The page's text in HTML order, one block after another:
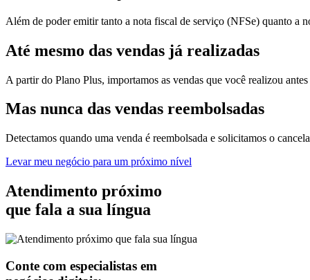
Com o eNotas, você integra com a Hotmart em segundos!
Quero emitir notas pela Hotmart
O essencial para acelerar o seu negócio.
Acreditamos que você deve focar em otimizar suas conversões, por
Suas notasemitidas no momento ideal
No seu negócio, você é quem escolhe quando suas notas fiscais